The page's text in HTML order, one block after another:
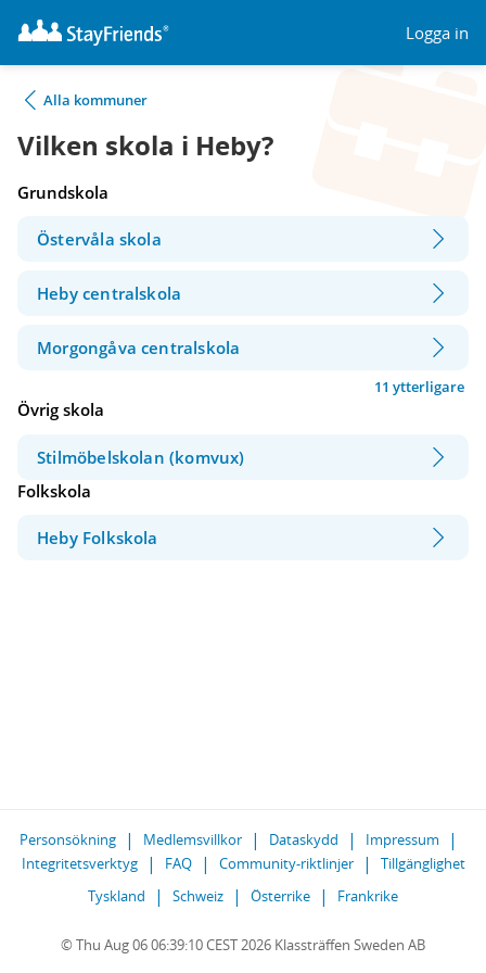
Logga in
Alla kommuner
Vilken skola i Heby?
Grundskola
Östervåla skola
Heby centralskola
Morgongåva centralskola
11 ytterligare
Övrig skola
Stilmöbelskolan (komvux)
Folkskola
Heby Folkskola
Personsökning Medlemsvillkor Dataskydd
Impressum
Integritetsverktyg
FAQ Community-riktlinjer
Tillgänglighet
Tyskland
Schweiz Österrike Frankrike
© Thu Aug 06 06:39:10 CEST 2026 Klassträffen Sweden AB